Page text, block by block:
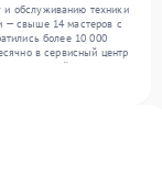
и обслуживанию техники
— свыше 14 мастеров с
более 10 000
в сервисный центр
любой сложности
современного